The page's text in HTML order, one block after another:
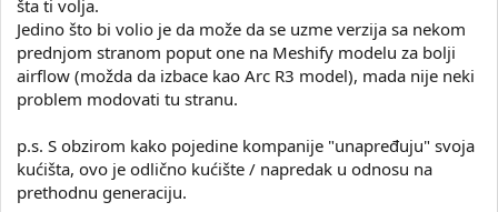
šta ti volja.
Jedino što bi volio je da može da se uzme verzija sa nekom
prednjom stranom poput one na Meshify modelu za bolji
airflow (možda da izbace kao Arc R3 model), mada nije neki
problem modovati tu stranu.
p.s. S obzirom kako pojedine kompanije "unapređuju" svoja
kućišta, ovo je odlično kućište / napredak u odnosu na
prethodnu generaciju.